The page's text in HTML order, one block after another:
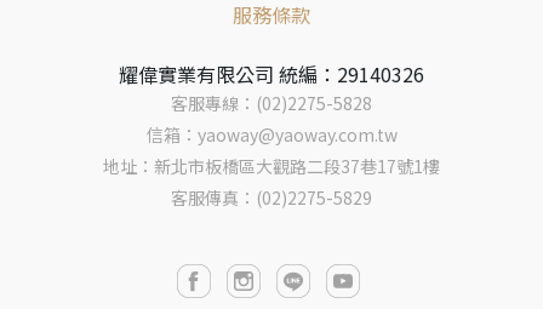
服務條款
耀偉實業有限公司 統編：29140326
客服專線：(02)2275-5828
信箱：yaoway@yaoway.com.tw
地址：新北市板橋區大觀路二段37巷17號1樓
客服傳真：(02)2275-5829